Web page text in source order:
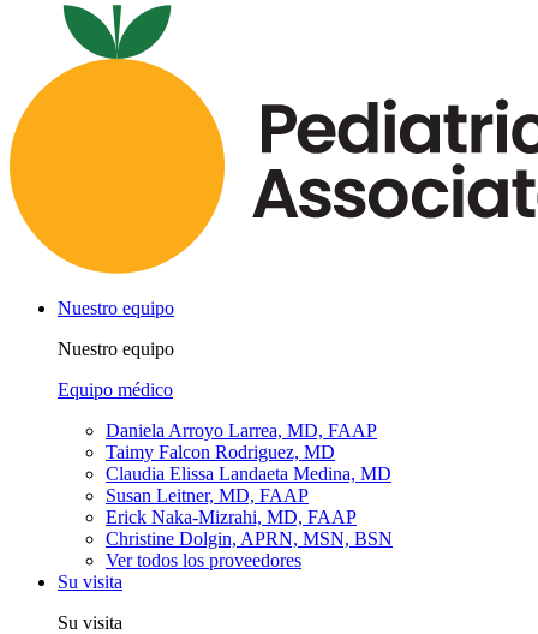
Nuestro equipo
Nuestro equipo
Equipo médico
Daniela Arroyo Larrea, MD, FAAP
Taimy Falcon Rodriguez, MD
Claudia Elissa Landaeta Medina, MD
Susan Leitner, MD, FAAP
Erick Naka-Mizrahi, MD, FAAP
Christine Dolgin, APRN, MSN, BSN
Ver todos los proveedores
Su visita
Su visita